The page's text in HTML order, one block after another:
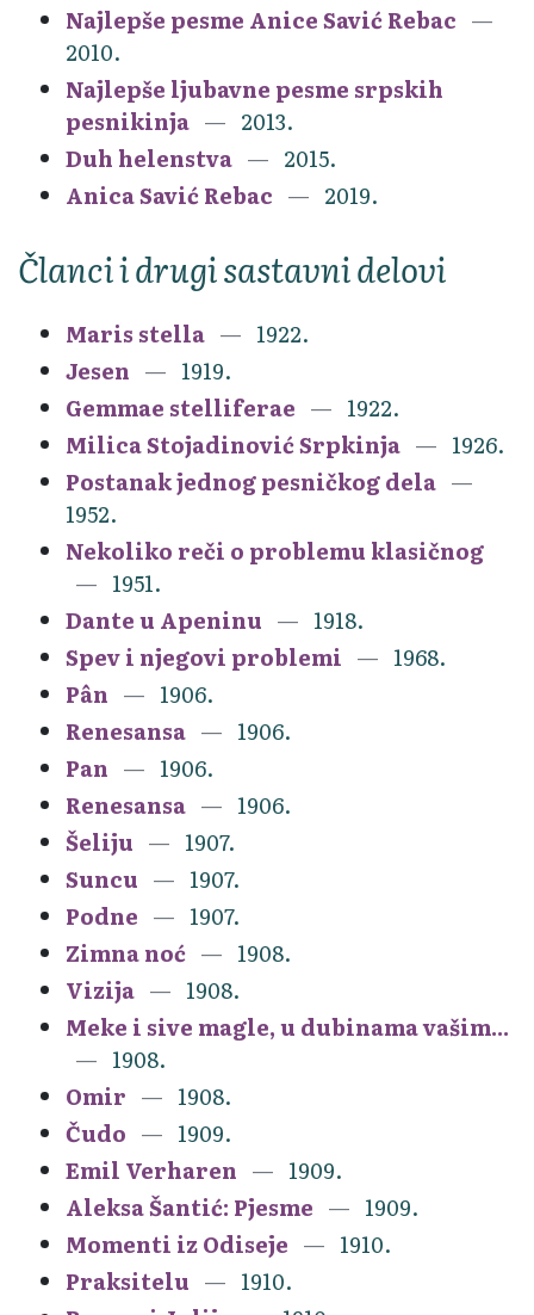
Najlepše pesme Anice Savić Rebac
2010.
Najlepše ljubavne pesme srpskih
pesnikinja
2013.
Duh helenstva
2015.
Anica Savić Rebac
2019.
Članci i drugi sastavni delovi
Maris stella
1922.
Jesen
1919.
Gemmae stelliferae
1922.
Milica Stojadinović Srpkinja
1926.
Postanak jednog pesničkog dela
1952.
Nekoliko reči o problemu klasičnog
1951.
Dante u Apeninu
1918.
Spev i njegovi problemi
1968.
Pân
1906.
Renesansa
1906.
Pan
1906.
Renesansa
1906.
Šeliju
1907.
Suncu
1907.
Podne
1907.
Zimna noć
1908.
Vizija
1908.
Meke i sive magle, u dubinama vašim...
1908.
Omir
1908.
Čudo
1909.
Emil Verharen
1909.
Aleksa Šantić: Pjesme
1909.
Momenti iz Odiseje
1910.
Praksitelu
1910.